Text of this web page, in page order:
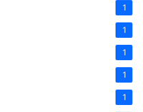
1
1
1
1
1